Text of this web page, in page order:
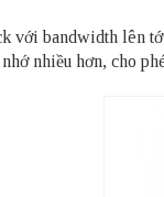
với bandwidth lên
nhiều hơn, cho